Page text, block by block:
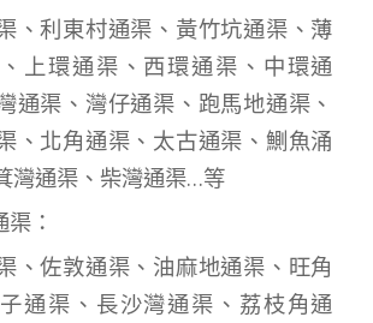
、利東村通渠、黃竹坑通渠、薄
上環通渠、西環通渠、中環通
通渠、灣仔通渠、跑馬地通渠、
、北角通渠、太古通渠、鰂魚涌
灣通渠、柴灣通渠…等
：
、佐敦通渠、油麻地通渠、旺角
通渠、長沙灣通渠、荔枝角通